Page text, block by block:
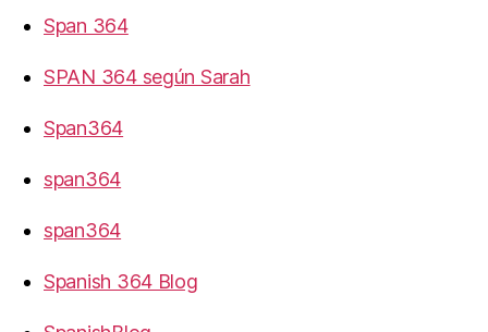
Span 364
SPAN 364 según Sarah
Span364
span364
span364
Spanish 364 Blog